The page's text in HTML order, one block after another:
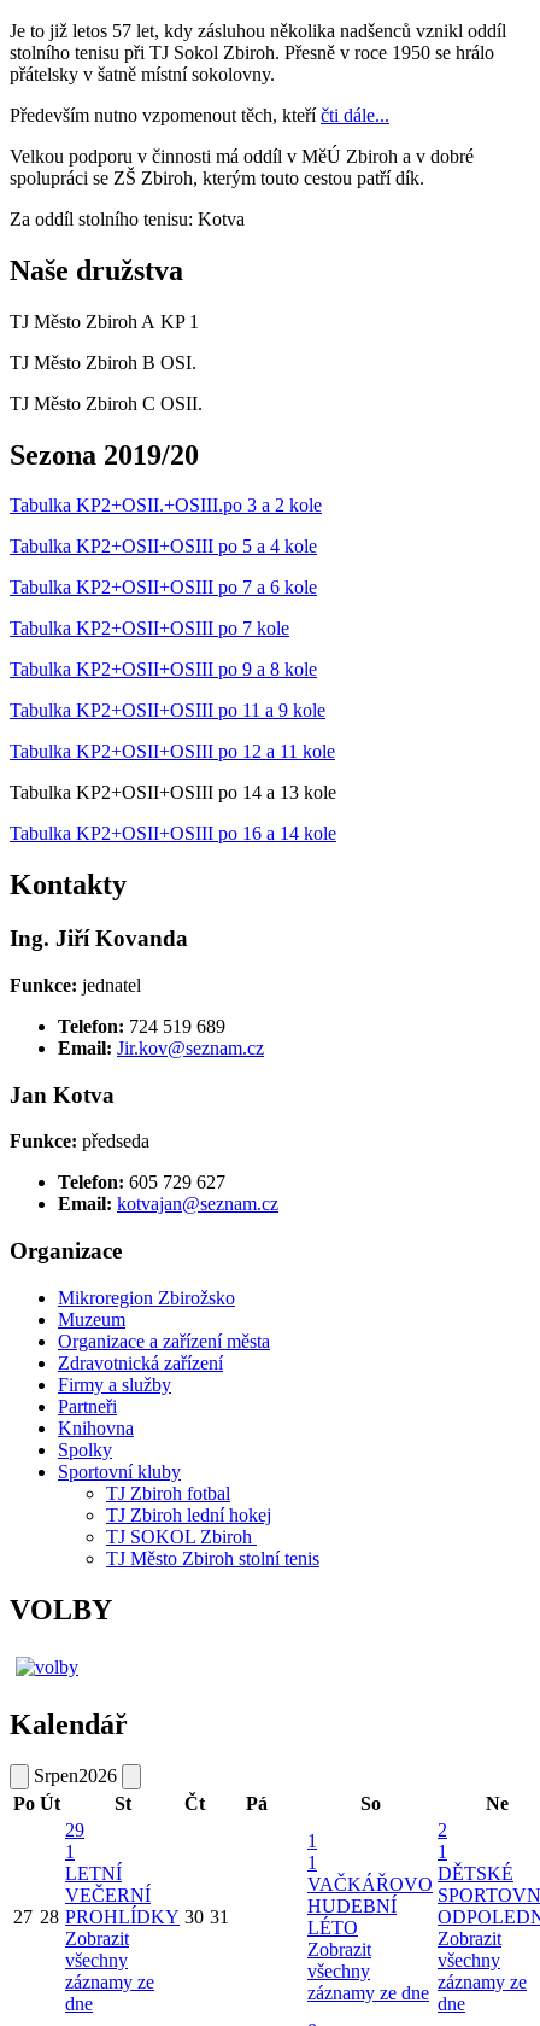
Je to již letos 57 let, kdy zásluhou několika nadšenců vznikl oddíl
stolního tenisu při TJ Sokol Zbiroh. Přesně v roce 1950 se hrálo
přátelsky v šatně místní sokolovny.
Především nutno vzpomenout těch, kteříčti dále...
Velkou podporu v činnosti má oddíl v MěÚ Zbiroh a v dobré
spolupráci se ZŠ Zbiroh, kterým touto cestou patří dík.
Za oddíl stolního tenisu: Kotva
Naše družstva
TJ Město Zbiroh A KP 1
TJ Město Zbiroh B OSI.
TJ Město Zbiroh C OSII.
Sezona 2019/20
Tabulka KP2+OSII.+OSIII.po 3 a 2 kole
Tabulka KP2+OSII+OSIII po 5 a 4 kole
Tabulka KP2+OSII+OSIII po 7 a 6 kole
Tabulka KP2+OSII+OSIII po 7 kole
Tabulka KP2+OSII+OSIII po 9 a 8 kole
Tabulka KP2+OSII+OSIII po 11 a 9 kole
Tabulka KP2+OSII+OSIII po 12 a 11 kole
Tabulka KP2+OSII+OSIII po 14 a 13 kole
Tabulka KP2+OSII+OSIII po 16 a 14 kole
Kontakty
Ing. Jiří Kovanda
Funkce: jednatel
Telefon: 724 519 689
Email: Jir.kov@seznam.cz
Jan Kotva
Funkce: předseda
Telefon: 605 729 627
Email: kotvajan@seznam.cz
Organizace
Mikroregion Zbirožsko
Muzeum
Organizace a zařízení města
Zdravotnická zařízení
Firmy a služby
Partneři
Knihovna
Spolky
Sportovní kluby
TJ Zbiroh fotbal
TJ Zbiroh lední hokej
TJ SOKOL Zbiroh
TJ Město Zbiroh stolní tenis
VOLBY
Kalendář
Srpen2026
Po Út St Čt Pá So Ne
27 28
29
1
LETNÍ
VEČERNÍ
PROHLÍDKY
Zobrazit
všechny
záznamy ze
dne
30 31
1
1
VAČKÁŘOVO
HUDEBNÍ
LÉTO
Zobrazit
všechny
záznamy ze dne
2
1
DĚTSKÉ
Zobrazit
všechny
záznamy ze
dne